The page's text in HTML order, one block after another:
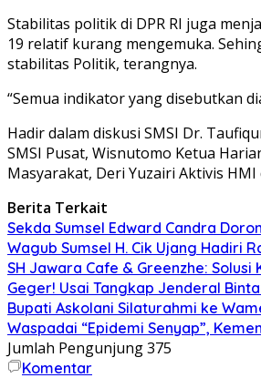
Stabilitas politik di DPR RI juga
19 relatif kurang mengemuka.
stabilitas Politik, terangnya.
“Semua indikator yang disebutkan
Hadir dalam diskusi SMSI Dr.
SMSI Pusat, Wisnutomo Ketua
Masyarakat, Deri Yuzairi Aktivis
Berita Terkait
Sekda Sumsel Edward Candra
Wagub Sumsel H. Cik Ujang Hadiri
SH Jawara Cafe & Greenzhe:
Geger! Usai Tangkap Jenderal
Bupati Askolani Silaturahmi ke
Waspadai “Epidemi Senyap”,
Jumlah Pengunjung375
Komentar